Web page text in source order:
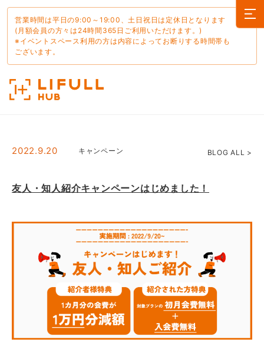
営業時間は平日の9:00～19:00、土日祝日は定休日となります
(月額会員の方々は24時間365日ご利用いただけます。)
※イベントスペース利用の方は内容によってお断りする時間帯も
ございます。
2022.9.20 キャンペーン BLOG ALL >
友人・知人紹介キャンペーンはじめました！